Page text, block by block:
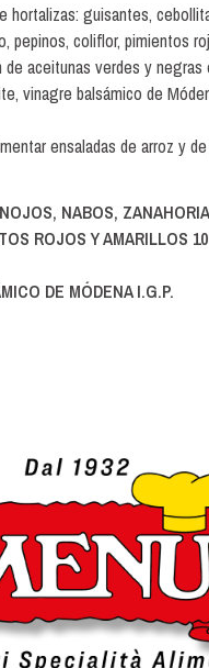
hortalizas: guisantes,
pepinos, coliflor, pimientos
de aceitunas verdes y negras
vinagre balsámico de
ensaladas de arroz y
NABOS,
ROJOS Y AMARILLOS
DE MÓDENA I.G.P.